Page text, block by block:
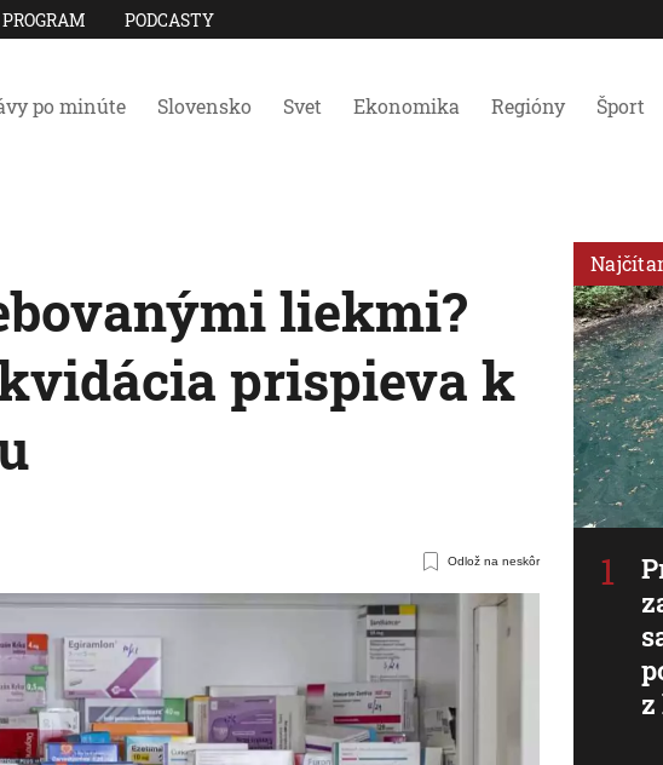
PODCASTY
po minúte Slovensko Svet Ekonomika Regióny Šport
liekmi?
prispieva k
Odlož na neskôr
z